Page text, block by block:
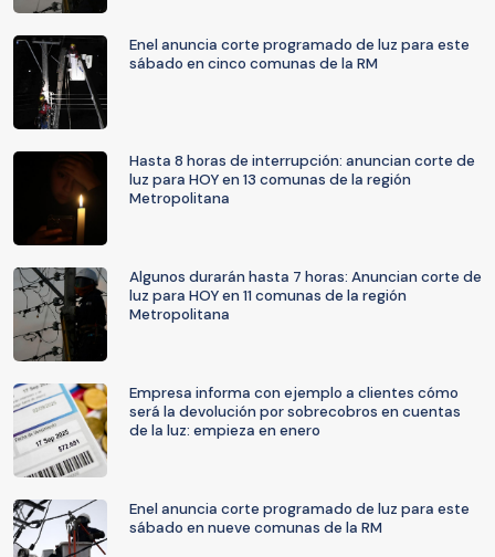
Enel anuncia corte programado de luz para este
sábado en cinco comunas de la RM
Hasta 8 horas de interrupción: anuncian corte de
luz para HOY en 13 comunas de la región
Metropolitana
Algunos durarán hasta 7 horas: Anuncian corte de
luz para HOY en 11 comunas de la región
Metropolitana
Empresa informa con ejemplo a clientes cómo
será la devolución por sobrecobros en cuentas
de la luz: empieza en enero
Enel anuncia corte programado de luz para este
sábado en nueve comunas de la RM